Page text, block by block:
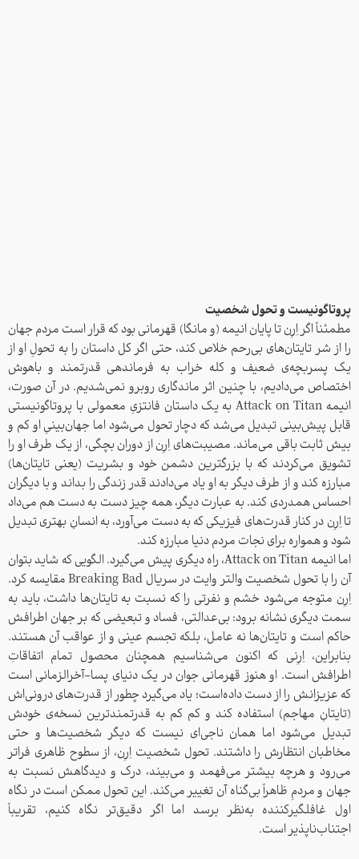
پروتاگونیست و تحول شخصیت
مطمئناً اگر اِرِن تا پایان انیمه (و مانگا) قهرمانی بود که قرار است مردم جهان
را از شر تایتان‌های بی‌رحم خلاص کند، حتی اگر کل داستان را به تحولِ او از
یک پسربچه‌ی ضعیف و کله خراب به فرماندهی قدرتمند و باهوش
اختصاص می‌دادیم، با چنین اثر ماندگاری روبرو نمی‌شدیم. در آن صورت،
انیمه Attack on Titan به یک داستان فانتزیِ معمولی با پروتاگونیستی
قابل پیش‌بینی تبدیل می‌شد که دچار تحول می‌شود اما جهان‌بینیِ او کم و
بیش ثابت باقی می‌ماند. مصیبت‌های اِرِن از دوران بچگی، از یک طرف او را
تشویق می‌کردند که با بزرگترین دشمن خود و بشریت (یعنی تایتان‌ها)
مبارزه کند و از طرف دیگر به او یاد می‌دادند قدر زندگی را بداند و با دیگران
احساس همدردی کند. به عبارت دیگر، همه چیز دست به دست هم می‌داد
تا اِرِن در کنار قدرت‌های فیزیکی که به دست می‌آورد، به انسانِ بهتری تبدیل
شود و همواره برای نجات مردم دنیا مبارزه کند.
اما انیمه Attack on Titan، راه دیگری پیش می‌گیرد. الگویی که شاید بتوان
آن را با تحول شخصیت والتر وایت در سریال Breaking Bad مقایسه کرد.
اِرِن متوجه می‌شود خشم و نفرتی را که نسبت به تایتان‌ها داشت، باید به
سمت دیگری نشانه برود: بی‌عدالتی، فساد و تبعیضی که بر جهان اطرافش
حاکم است و تایتان‌ها نه عامل، بلکه تجسم عینی و از عواقب آن هستند.
بنابراین، اِرِنی که اکنون می‌شناسیم همچنان محصول تمام اتفاقاتِ
اطرافش است. او هنوز قهرمانی جوان در یک دنیای پسا-آخرالزمانی است
که عزیزانش را از دست داده‌است؛ یاد می‌گیرد چطور از قدرت‌های درونی‌اش
(تایتانِ مهاجم) استفاده کند و کم کم به قدرتمندترین نسخه‌ی خودش
تبدیل می‌شود اما همان ناجی‌ای نیست که دیگر شخصیت‌ها و حتی
مخاطبان انتظارش را داشتند. تحول شخصیت اِرِن، از سطوح ظاهری فراتر
می‌رود و هرچه بیشتر می‌فهمد و می‌بیند، درک و دیدگاهش نسبت به
جهان و مردمِ ظاهراً بی‌گناه آن تغییر می‌کند. این تحول ممکن است در نگاه
اول غافلگیرکننده به‌نظر برسد اما اگر دقیق‌تر نگاه کنیم، تقریباً
اجتناب‌ناپذیر است.